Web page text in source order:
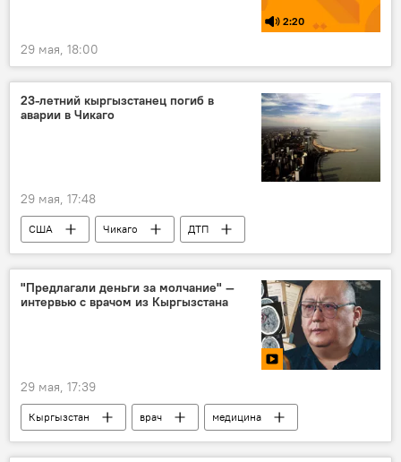
2:20
29 мая, 18:00
23-летний кыргызстанец погиб в
аварии в Чикаго
29 мая, 17:48
США Чикаго
ДТП
кыргызстанец
смерть МИД
"Предлагали деньги за молчание" —
интервью с врачом из Кыргызстана
29 мая, 17:39
Кыргызстан врач
медицина
невролог
лечение
фармацевтика